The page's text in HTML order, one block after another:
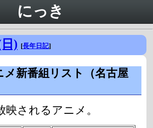
にっき
) [長年日記]
メ新番組リスト（名古屋
映されるアニメ。